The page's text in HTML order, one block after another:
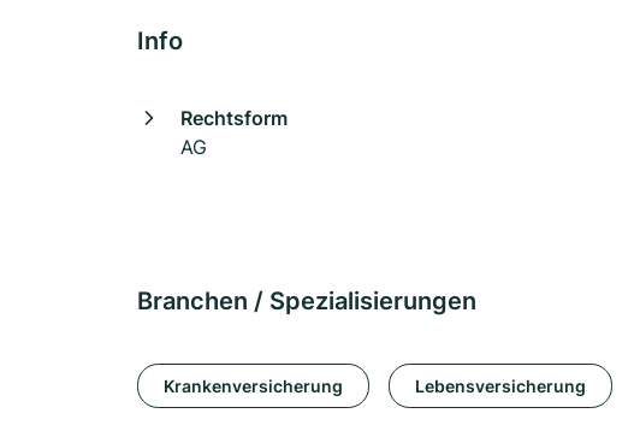
Info
Rechtsform
AG
Branchen / Spezialisierungen
Krankenversicherung Lebensversicherung